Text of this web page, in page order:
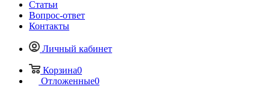
Статьи
Вопрос-ответ
Контакты
Личный кабинет
Корзина0
Отложенные0